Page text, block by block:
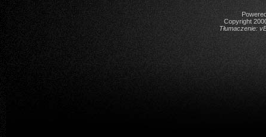
Copyright
Tłumaczenie: